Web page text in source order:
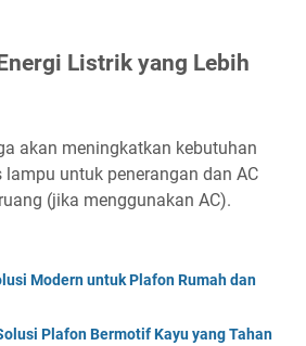
Listrik yang Lebih
akan meningkatkan kebutuhan
untuk penerangan dan AC
(jika menggunakan AC).
Modern untuk Plafon Rumah dan
Plafon Bermotif Kayu yang Tahan